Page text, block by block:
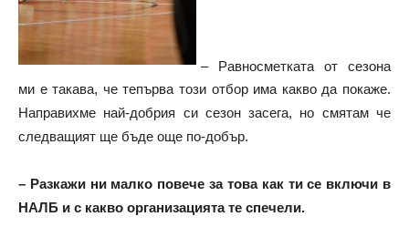
– Равносметката от сезона
ми е такава, че тепърва този отбор има какво да покаже.
Направихме най-добрия си сезон засега, но смятам че
следващият ще бъде още по-добър.
– Разкажи ни малко повече за това как ти се включи в
НАЛБ и с какво организацията те спечели.